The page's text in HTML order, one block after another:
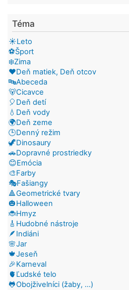
Téma
☀️Leto
⚽Šport
❄️Zima
❤️Deň matiek, Deň otcov
🔤Abeceda
🐻Cicavce
🎈Deň detí
💧Deň vody
🌍Deň zeme
🕒Denný režim
🦖Dinosaury
🚗Dopravné prostriedky
😊Emócia
🎨Farby
🎭Fašiangy
🔺Geometrické tvary
🎃Halloween
🐞Hmyz
🎸Hudobné nástroje
🪶Indiáni
🌸Jar
🍁Jeseň
🎉Karneval
🫀Ľudské telo
🐸Obojživelníci (žaby, ...)